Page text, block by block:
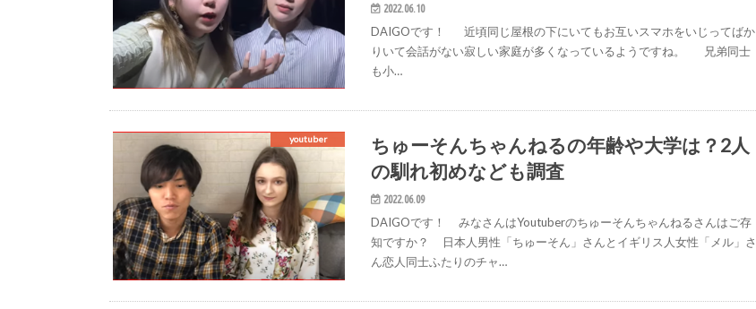
2022.06.10
DAIGOです！ 近頃同じ屋根の下にいてもお互いスマホをいじってばか
りいて会話がない寂しい家庭が多くなっているようですね。 兄弟同士
も小…
youtuber
ちゅーそんちゃんねるの年齢や大学は？2人
の馴れ初めなども調査
2022.06.09
DAIGOです！ みなさんはYoutuberのちゅーそんちゃんねるさんはご存
知ですか？ 日本人男性「ちゅーそん」さんとイギリス人女性「メル」さ
ん恋人同士ふたりのチャ…